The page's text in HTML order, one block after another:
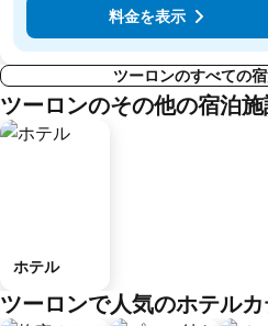
料金を表示
ツーロンのすべての
ツーロンのその他の宿泊
ホテル
ツーロンで人気のホテル